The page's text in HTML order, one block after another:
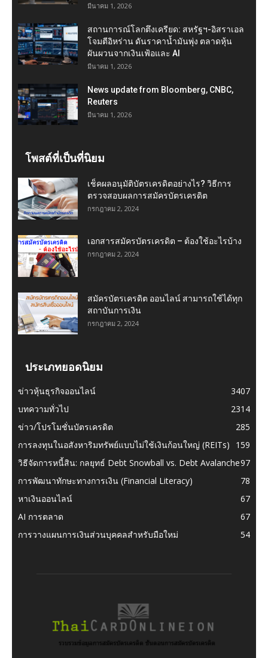
มีนาคม 1, 2026
สถานการณ์โลกตึงเครียด: สหรัฐฯ-อิสราเอล
โจมตีอิหร่าน ดันราคาน้ำมันพุ่ง ตลาดหุ้น
ผันผวนจากเงินเฟ้อและ AI
มีนาคม 1, 2026
News update from Bloomberg, CNBC,
Reuters
มีนาคม 1, 2026
โพสต์ที่เป็นที่นิยม
เช็คผลอนุมัติบัตรเครดิตอย่างไร? วิธีการ
ตรวจสอบผลการสมัครบัตรเครดิต
กรกฎาคม 2, 2024
เอกสารสมัครบัตรเครดิต – ต้องใช้อะไรบ้าง
กรกฎาคม 2, 2024
สมัครบัตรเครดิต ออนไลน์ สามารถใช้ได้ทุก
สถาบันการเงิน
กรกฎาคม 2, 2024
ประเภทยอดนิยม
ข่าวหุ้นธุรกิจออนไลน์
3407
บทความทั่วไป
2314
ข่าว/โปรโมชั่นบัตรเครดิต
285
การลงทุนในอสังหาริมทรัพย์แบบไม่ใช้เงินก้อนใหญ่ (REITs)
159
วิธีจัดการหนี้สิน: กลยุทธ์ Debt Snowball vs. Debt Avalanche97
การพัฒนาทักษะทางการเงิน (Financial Literacy)
78
หาเงินออนไลน์
67
AI การตลาด
67
การวางแผนการเงินส่วนบุคคลสำหรับมือใหม่
54